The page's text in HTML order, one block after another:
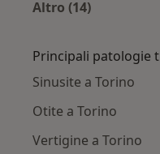
Altro (14)
Principali patologie
Sinusite a Torino
Otite a Torino
Vertigine a Torino